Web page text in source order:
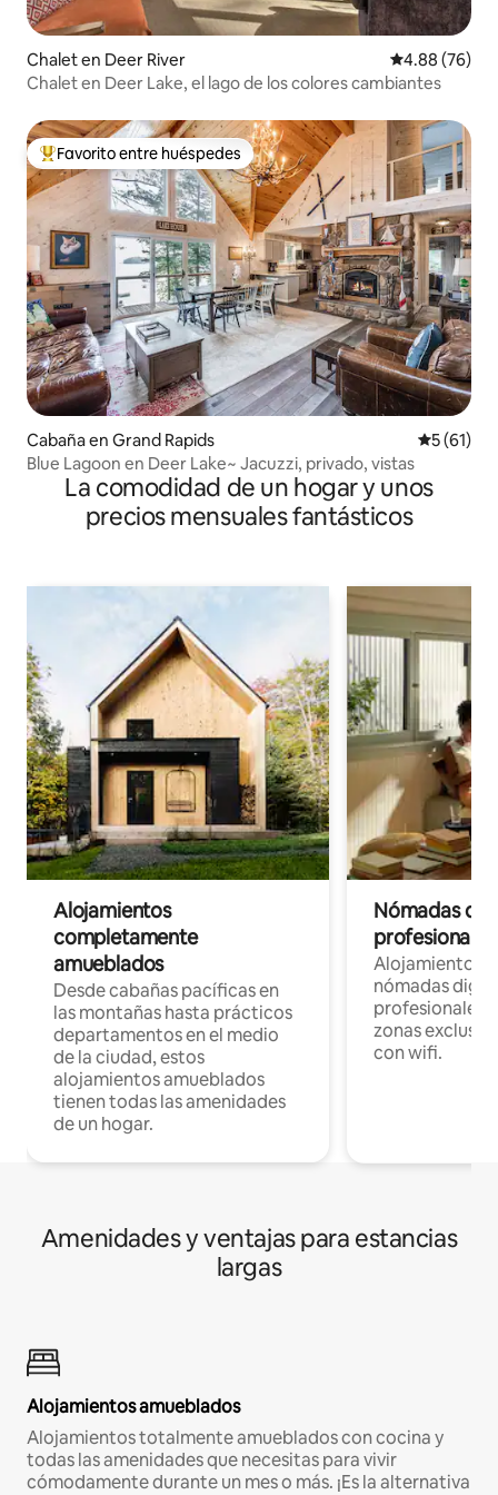
Chalet en Deer River Calificación
4.88 (76)
Chalet en Deer Lake, el lago de los colores cambiantes
De los mejores en Favorito entre huéspedes
Favorito entre huéspedes
Cabaña en Grand Rapids
5 (61)
Blue Lagoon en Deer Lake~ Jacuzzi, privado, vistas
La comodidad de un hogar y unos
precios mensuales fantásticos
Alojamientos
completamente
amueblados
Desde cabañas pacíficas en
las montañas hasta prácticos
departamentos en el medio
de la ciudad, estos
alojamientos amueblados
tienen todas las amenidades
de un hogar.
Nómadas
Alojamientos
nómadas
profesionales
zonas
con wifi.
Amenidades y ventajas para estancias
largas
Alojamientos amueblados
Alojamientos totalmente amueblados con cocina y
todas las amenidades que necesitas para vivir
cómodamente durante un mes o más. ¡Es la alternativa